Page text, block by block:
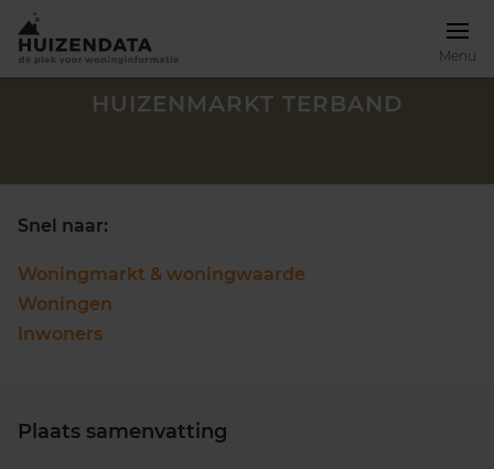
Menu
Zoek een woning
HUIZENMARKT TERBAND
Snel naar:
Woningmarkt & woningwaarde
Woningen
Inwoners
Plaats samenvatting